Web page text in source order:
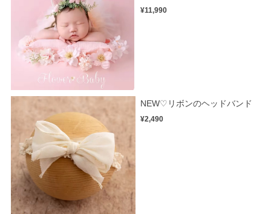
¥11,990
NEW♡リボンのヘッドバンド
¥2,490